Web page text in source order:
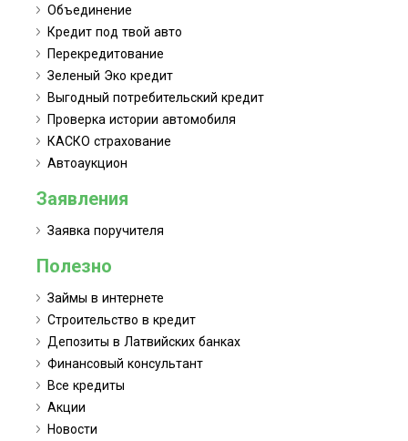
Объединение
Кредит под твой авто
Перекредитование
Зеленый Эко кредит
Выгодный потребительский кредит
Проверка истории автомобиля
КАСКО страхование
Автоаукцион
Заявления
Заявка поручителя
Полезно
Займы в интернете
Строительство в кредит
Депозиты в Латвийских банках
Финансовый консультант
Все кредиты
Акции
Новости